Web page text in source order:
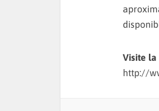
Visite la
http://